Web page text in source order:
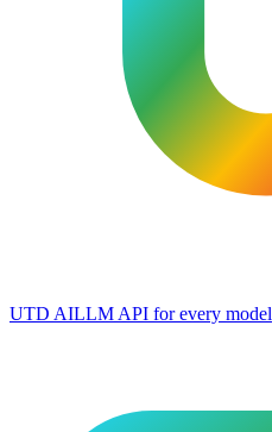
UTD AILLM API for every model